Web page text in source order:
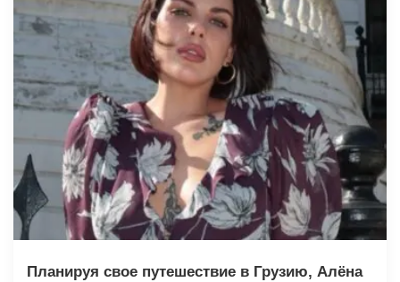
Планируя свое путешествие в Грузию, Алёна